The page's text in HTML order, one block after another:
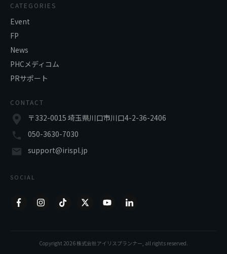
CATEGORIES
Event
FP
News
PHCメディコム
PRサポート
CONTACT
〒332-0015 埼玉県川口市川口4-2-36-2406
050-3630-7030
support@irispl.jp
SOCIAL
Copyright2026株式会社アイリスプランナー, all rights reserved.